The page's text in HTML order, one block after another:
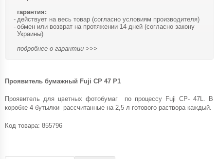
гарантия:
действует на весь товар (согласно условиям производителя)
обмен или возврат на протяжении 14 дней (согласно закону
Украины)
подробнее о гарантии >>>
Проявитель бумажный Fuji CP 47 P1
Проявитель для цветных фотобумаг по процессу Fuji CP- 47L. В
коробке 4 бутылки рассчитанные на 2,5 л готового раствора каждый.
Код товара: 855796